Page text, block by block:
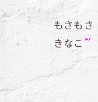
もさもさ
きなこ